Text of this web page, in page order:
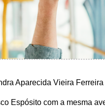
Aparecida Vieira
Espósito com a mesma